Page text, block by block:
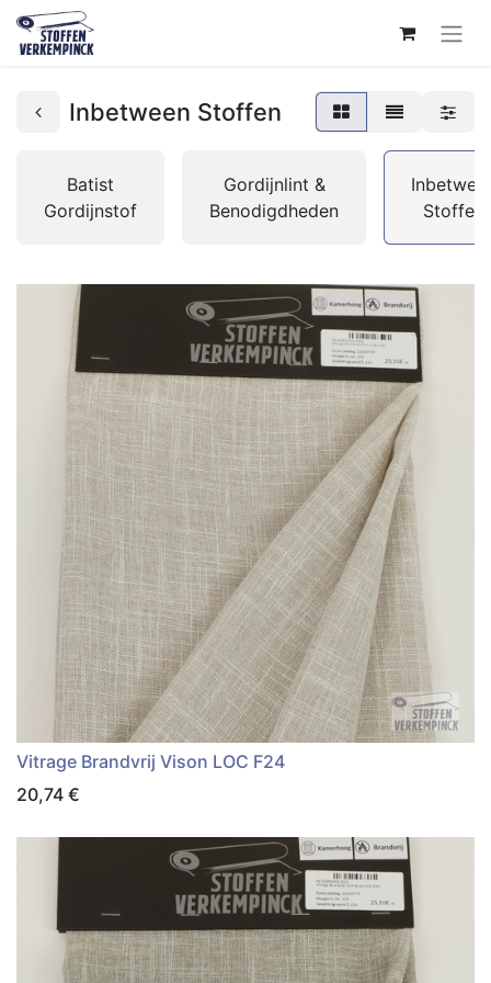
Inbetween Stoffen
Batist
Gordijnstof
Gordijnlint &
Benodigdheden
Stoffen
Vitrage Brandvrij Vison LOC F24
20,74 €